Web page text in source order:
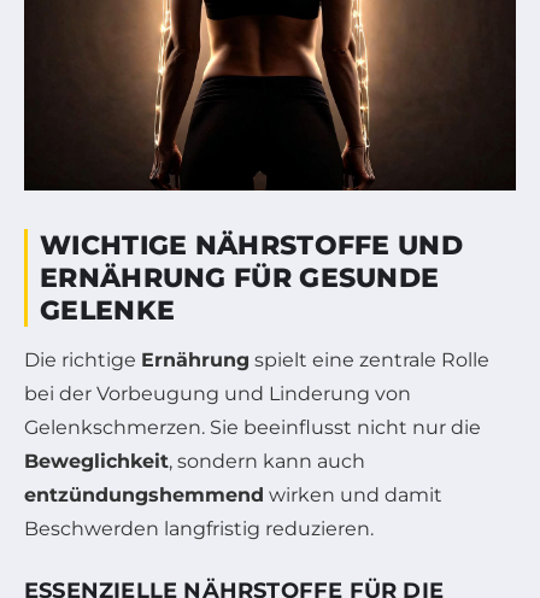
WICHTIGE NÄHRSTOFFE UND
ERNÄHRUNG FÜR GESUNDE
GELENKE
Die richtige Ernährung spielt eine zentrale Rolle
bei der Vorbeugung und Linderung von
Gelenkschmerzen. Sie beeinflusst nicht nur die
Beweglichkeit, sondern kann auch
entzündungshemmend wirken und damit
Beschwerden langfristig reduzieren.
ESSENZIELLE NÄHRSTOFFE FÜR DIE